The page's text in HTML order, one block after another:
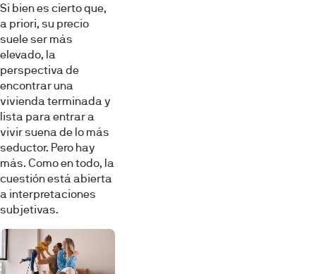
Si bien es cierto que,
a priori, su precio
suele ser más
elevado, la
perspectiva de
encontrar una
vivienda terminada y
lista para entrar a
vivir suena de lo más
seductor. Pero hay
más. Como en todo, la
cuestión está abierta
a interpretaciones
subjetivas.